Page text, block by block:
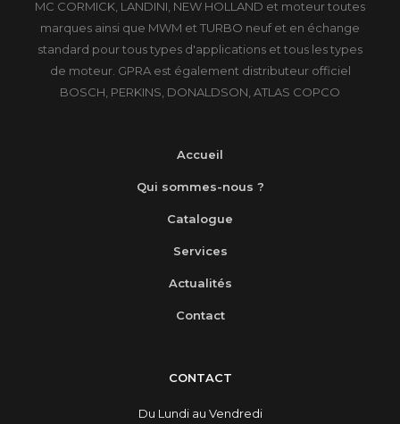
MC CORMICK, LANDINI, NEW HOLLAND et moteur toutes
marques ainsi que MWM et TURBO neuf et en échange
standard pour tous types d'applications et tous les types
de moteur. GPRA est également distributeur officiel
BOSCH, PERKINS, DONALDSON, ATLAS COPCO
Accueil
Qui sommes-nous ?
Catalogue
Services
Actualités
Contact
CONTACT
Du Lundi au Vendredi